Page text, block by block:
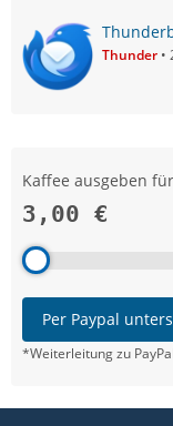
Thunder
Kaffee ausgeben
3,00 €
Per Paypal
*Weiterleitung zu